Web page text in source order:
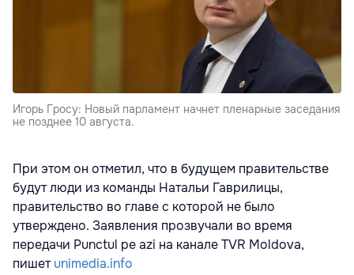
Игорь Гросу: Новый парламент начнет пленарные заседания
не позднее 10 августа.
При этом он отметил, что в будущем правительстве
будут люди из команды Натальи Гаврилицы,
правительство во главе с которой не было
утверждено. Заявления прозвучали во время
передачи Punctul pe azi на канале TVR Moldova,
пишетunimedia.info